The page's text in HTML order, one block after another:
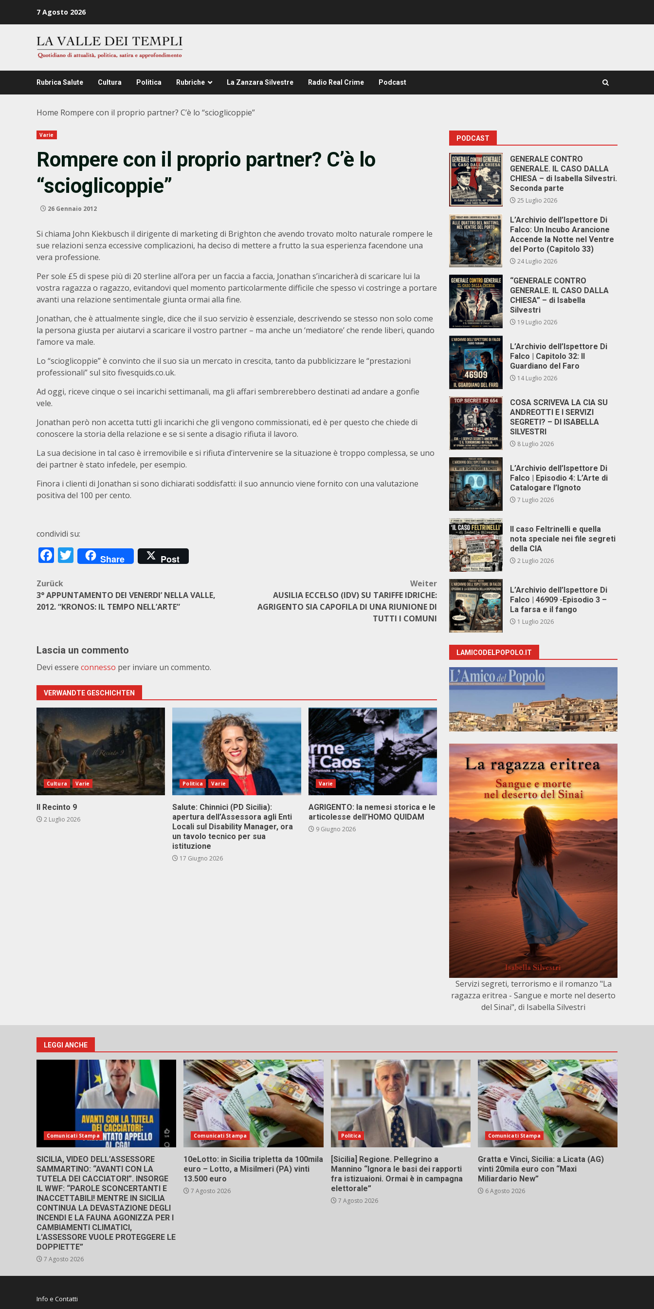
7 Agosto 2026
Rubrica Salute Cultura Politica Rubriche La Zanzara Silvestre Radio Real Crime Podcast
Home Rompere con il proprio partner? C’è lo “scioglicoppie”
Varie
Rompere con il proprio partner? C’è lo
“scioglicoppie”
26 Gennaio 2012
Si chiama John Kiekbusch il dirigente di marketing di Brighton che avendo trovato molto naturale rompere le
sue relazioni senza eccessive complicazioni, ha deciso di mettere a frutto la sua esperienza facendone una
vera professione.
Per sole £5 di spese più di 20 sterline all’ora per un faccia a faccia, Jonathan s’incaricherà di scaricare lui la
vostra ragazza o ragazzo, evitandovi quel momento particolarmente difficile che spesso vi costringe a portare
avanti una relazione sentimentale giunta ormai alla fine.
Jonathan, che è attualmente single, dice che il suo servizio è essenziale, descrivendo se stesso non solo come
la persona giusta per aiutarvi a scaricare il vostro partner – ma anche un ‘mediatore’ che rende liberi, quando
l’amore va male.
Lo “scioglicoppie” è convinto che il suo sia un mercato in crescita, tanto da pubblicizzare le “prestazioni
professionali” sul sito fivesquids.co.uk.
Ad oggi, riceve cinque o sei incarichi settimanali, ma gli affari sembrerebbero destinati ad andare a gonfie
vele.
Jonathan però non accetta tutti gli incarichi che gli vengono commissionati, ed è per questo che chiede di
conoscere la storia della relazione e se si sente a disagio rifiuta il lavoro.
La sua decisione in tal caso è irremovibile e si rifiuta d’intervenire se la situazione è troppo complessa, se uno
dei partner è stato infedele, per esempio.
Finora i clienti di Jonathan si sono dichiarati soddisfatti: il suo annuncio viene fornito con una valutazione
positiva del 100 per cento.
condividi su:
Facebook
Twitter
Share Post
Beitragsnavigation
Zurück
3° APPUNTAMENTO DEI VENERDI’ NELLA VALLE,
2012. “KRONOS: IL TEMPO NELL’ARTE”
Weiter
AUSILIA ECCELSO (IDV) SU TARIFFE IDRICHE:
AGRIGENTO SIA CAPOFILA DI UNA RIUNIONE DI
TUTTI I COMUNI
Lascia un commento
Devi essere connesso per inviare un commento.
VERWANDTE GESCHICHTEN
Cultura Varie
Il Recinto 9
2 Luglio 2026
Politica Varie
Salute: Chinnici (PD Sicilia):
apertura dell’Assessora agli Enti
Locali sul Disability Manager, ora
un tavolo tecnico per sua
istituzione
17 Giugno 2026
Varie
AGRIGENTO: la nemesi storica e le
articolesse dell’HOMO QUIDAM
9 Giugno 2026
PODCAST
GENERALE CONTRO
GENERALE. IL CASO DALLA
CHIESA – di Isabella Silvestri.
Seconda parte
25 Luglio 2026
L’Archivio dell’Ispettore Di
Falco: Un Incubo Arancione
Accende la Notte nel Ventre
del Porto (Capitolo 33)
24 Luglio 2026
“GENERALE CONTRO
GENERALE. IL CASO DALLA
CHIESA” – di Isabella
Silvestri
19 Luglio 2026
L’Archivio dell’Ispettore Di
Falco | Capitolo 32: Il
Guardiano del Faro
14 Luglio 2026
COSA SCRIVEVA LA CIA SU
ANDREOTTI E I SERVIZI
SEGRETI? – DI ISABELLA
SILVESTRI
8 Luglio 2026
L’Archivio dell’Ispettore Di
Falco | Episodio 4: L’Arte di
Catalogare l’Ignoto
7 Luglio 2026
Il caso Feltrinelli e quella
nota speciale nei file segreti
della CIA
2 Luglio 2026
L’Archivio dell’Ispettore Di
Falco | 46909 -Episodio 3 –
La farsa e il fango
1 Luglio 2026
LAMICODELPOPOLO.IT
Servizi segreti, terrorismo e il romanzo "La
ragazza eritrea - Sangue e morte nel deserto
del Sinai", di Isabella Silvestri
LEGGI ANCHE
Comunicati Stampa
SICILIA, VIDEO DELL’ASSESSORE
SAMMARTINO: “AVANTI CON LA
TUTELA DEI CACCIATORI”. INSORGE
IL WWF: “PAROLE SCONCERTANTI E
INACCETTABILI! MENTRE IN SICILIA
CONTINUA LA DEVASTAZIONE DEGLI
INCENDI E LA FAUNA AGONIZZA PER I
CAMBIAMENTI CLIMATICI,
L’ASSESSORE VUOLE PROTEGGERE LE
DOPPIETTE”
7 Agosto 2026
Comunicati Stampa
10eLotto: in Sicilia tripletta da 100mila
euro – Lotto, a Misilmeri (PA) vinti
13.500 euro
7 Agosto 2026
Politica
[Sicilia] Regione. Pellegrino a
Mannino “Ignora le basi dei rapporti
fra istizuaioni. Ormai è in campagna
elettorale”
7 Agosto 2026
Comunicati Stampa
Gratta e Vinci, Sicilia: a Licata (AG)
vinti 20mila euro con “Maxi
Miliardario New”
6 Agosto 2026
Info e Contatti